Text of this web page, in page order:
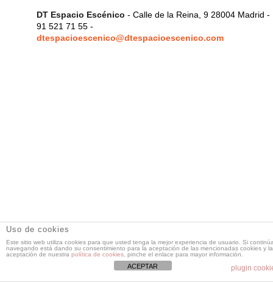
DT Espacio Escénico - Calle de la Reina, 9 28004 Madrid -
91 521 71 55 -
dtespacioescenico@dtespacioescenico.com
Uso de cookies
Este sitio web utiliza cookies para que usted tenga la mejor experiencia de usuario. Si
navegando está dando su consentimiento para la aceptación de las mencionadas cookies y la
aceptación de nuestra política de cookies , pinche el enlace para mayor información.
plugin
ACEPTAR